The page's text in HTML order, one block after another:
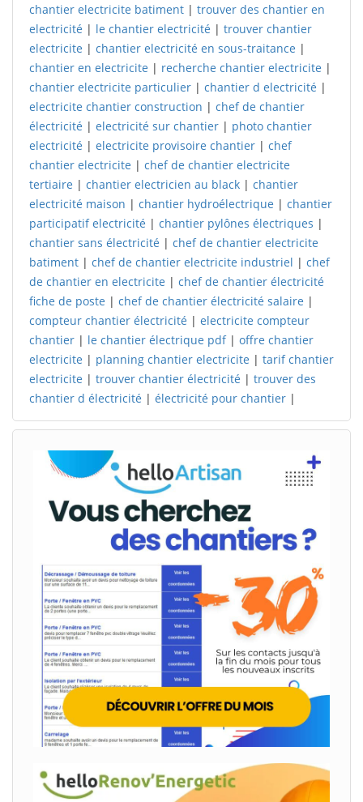
chantier electricite batiment | trouver des chantier en
electricité | le chantier electricité | trouver chantier
electricite | chantier electricité en sous-traitance |
chantier en electricite | recherche chantier electricite |
chantier electricite particulier | chantier d electricité |
electricite chantier construction | chef de chantier
électricité | electricité sur chantier | photo chantier
electricité | electricite provisoire chantier | chef
chantier electricite | chef de chantier electricite
tertiaire | chantier electricien au black | chantier
electricité maison | chantier hydroélectrique | chantier
participatif electricité | chantier pylônes électriques |
chantier sans électricité | chef de chantier electricite
batiment | chef de chantier electricite industriel | chef
de chantier en electricite | chef de chantier électricité
fiche de poste | chef de chantier électricité salaire |
compteur chantier électricité | electricite compteur
chantier | le chantier électrique pdf| offre chantier
electricite | planning chantier electricite | tarif chantier
electricite | trouver chantier électricité | trouver des
chantier d électricité | électricité pour chantier |